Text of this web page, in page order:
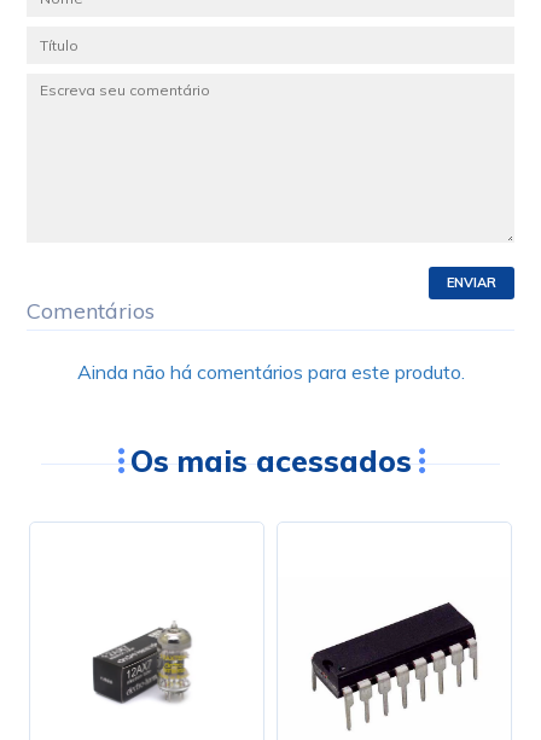
ENVIAR
Comentários
Ainda não há comentários para este produto.
Os mais acessados